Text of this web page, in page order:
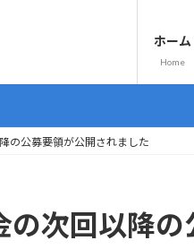
ホーム
Home
の公募要領が公開されました
次回以降